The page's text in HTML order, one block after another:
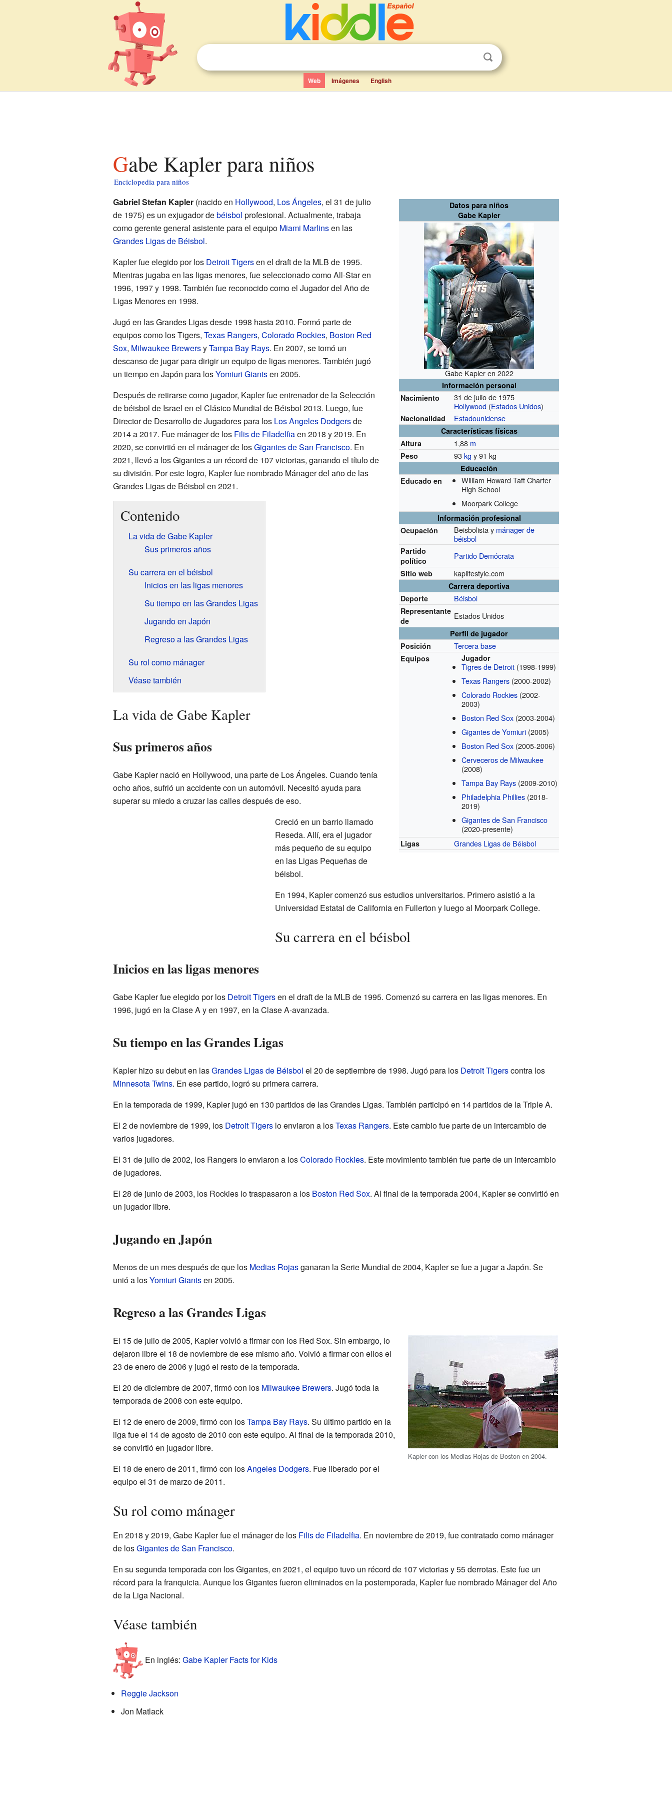
Web Imágenes English
Gabe Kapler para niños
Enciclopedia para niños
Datos para niños
Gabe Kapler
Gabe Kapler en 2022
Información personal
Nacimiento
31 de julio de 1975
Hollywood (Estados Unidos)
Nacionalidad Estadounidense
Características físicas
Altura
1,88 m
Peso 93kg y 91 kg
Educación
Educado en
William Howard Taft Charter
High School
Moorpark College
Información profesional
Ocupación
Beisbolista y mánager de
béisbol
Partido
político
Partido Demócrata
Sitio web kaplifestyle.com
Carrera deportiva
Deporte
Béisbol
Representante
de
Estados Unidos
Perfil de jugador
Posición
Tercera base
Equipos Jugador
Tigres de Detroit(1998-1999)
Texas Rangers(2000-2002)
Colorado Rockies(2002-
2003)
Boston Red Sox(2003-2004)
Gigantes de Yomiuri(2005)
Boston Red Sox(2005-2006)
Cerveceros de Milwaukee
(2008)
Tampa Bay Rays(2009-2010)
Philadelphia Phillies(2018-
2019)
Gigantes de San Francisco
(2020-presente)
Ligas Grandes Ligas de Béisbol
Gabriel Stefan Kapler(nacido en Hollywood, Los Ángeles, el 31 de julio
de 1975) es un exjugador debéisbol profesional. Actualmente, trabaja
como gerente general asistente para el equipo Miami Marlinsen las
Grandes Ligas de Béisbol.
Kapler fue elegido por los Detroit Tigersen el draft de la MLB de 1995.
Mientras jugaba en las ligas menores, fue seleccionado como All-Star en
1996, 1997 y 1998. También fue reconocido como el Jugador del Año de
Ligas Menores en 1998.
Jugó en las Grandes Ligas desde 1998 hasta 2010. Formó parte de
equipos como los Tigers, Texas Rangers, Colorado Rockies, Boston Red
Sox, Milwaukee BrewersyTampa Bay Rays. En 2007, se tomó un
descanso de jugar para dirigir un equipo de ligas menores. También jugó
un tiempo en Japón para losYomiuri Giantsen 2005.
Después de retirarse como jugador, Kapler fue entrenador de la Selección
de béisbol de Israel en el Clásico Mundial de Béisbol 2013. Luego, fue
Director de Desarrollo de Jugadores para los Los Angeles Dodgersde
2014 a 2017. Fue mánager de los Filis de Filadelfiaen 2018 y 2019. En
2020, se convirtió en el mánager de losGigantes de San Francisco. En
2021, llevó a los Gigantes a un récord de 107 victorias, ganando el título de
su división. Por este logro, Kapler fue nombrado Mánager del año de las
Grandes Ligas de Béisbol en 2021.
Contenido
La vida de Gabe Kapler
Sus primeros años
Su carrera en el béisbol
Inicios en las ligas menores
Su tiempo en las Grandes Ligas
Jugando en Japón
Regreso a las Grandes Ligas
Su rol como mánager
Véase también
La vida de Gabe Kapler
Sus primeros años
Gabe Kapler nació en Hollywood, una parte de Los Ángeles. Cuando tenía
ocho años, sufrió un accidente con un automóvil. Necesitó ayuda para
superar su miedo a cruzar las calles después de eso.
Creció en un barrio llamado
Reseda. Allí, era el jugador
más pequeño de su equipo
en las Ligas Pequeñas de
béisbol.
En 1994, Kapler comenzó sus estudios universitarios. Primero asistió a la
Universidad Estatal de California en Fullerton y luego al Moorpark College.
Su carrera en el béisbol
Inicios en las ligas menores
Gabe Kapler fue elegido por los Detroit Tigersen el draft de la MLB de 1995. Comenzó su carrera en las ligas menores. En
1996, jugó en la Clase A y en 1997, en la Clase A-avanzada.
Su tiempo en las Grandes Ligas
Kapler hizo su debut en lasGrandes Ligas de Béisbol el 20 de septiembre de 1998. Jugó para los Detroit Tigerscontra los
Minnesota Twins. En ese partido, logró su primera carrera.
En la temporada de 1999, Kapler jugó en 130 partidos de las Grandes Ligas. También participó en 14 partidos de la Triple A.
El 2 de noviembre de 1999, los Detroit Tigerslo enviaron a losTexas Rangers. Este cambio fue parte de un intercambio de
varios jugadores.
El 31 de julio de 2002, los Rangers lo enviaron a losColorado Rockies. Este movimiento también fue parte de un intercambio
de jugadores.
El 28 de junio de 2003, los Rockies lo traspasaron a los Boston Red Sox. Al final de la temporada 2004, Kapler se convirtió en
un jugador libre.
Jugando en Japón
Menos de un mes después de que los Medias Rojasganaran la Serie Mundial de 2004, Kapler se fue a jugar a Japón. Se
unió a losYomiuri Giantsen 2005.
Regreso a las Grandes Ligas
Kapler con los Medias Rojas de Boston en 2004.
El 15 de julio de 2005, Kapler volvió a firmar con los Red Sox. Sin embargo, lo
dejaron libre el 18 de noviembre de ese mismo año. Volvió a firmar con ellos el
23 de enero de 2006 y jugó el resto de la temporada.
El 20 de diciembre de 2007, firmó con los Milwaukee Brewers. Jugó toda la
temporada de 2008 con este equipo.
El 12 de enero de 2009, firmó con losTampa Bay Rays. Su último partido en la
liga fue el 14 de agosto de 2010 con este equipo. Al final de la temporada 2010,
se convirtió en jugador libre.
El 18 de enero de 2011, firmó con losAngeles Dodgers. Fue liberado por el
equipo el 31 de marzo de 2011.
Su rol como mánager
En 2018 y 2019, Gabe Kapler fue el mánager de los Filis de Filadelfia. En noviembre de 2019, fue contratado como mánager
de losGigantes de San Francisco.
En su segunda temporada con los Gigantes, en 2021, el equipo tuvo un récord de 107 victorias y 55 derrotas. Este fue un
récord para la franquicia. Aunque los Gigantes fueron eliminados en la postemporada, Kapler fue nombrado Mánager del Año
de la Liga Nacional.
Véase también
En inglés: Gabe Kapler Facts for Kids
Reggie Jackson
Jon Matlack